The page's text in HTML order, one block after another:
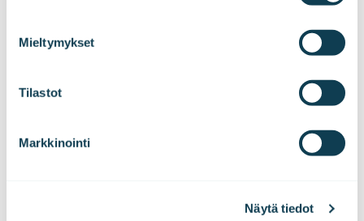
Mieltymykset
Tilastot
Markkinointi
Näytä tiedot